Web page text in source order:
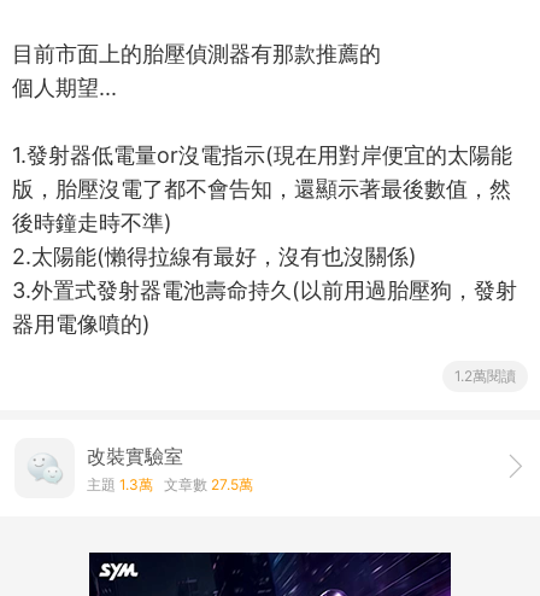
目前市面上的胎壓偵測器有那款推薦的
個人期望...
1.發射器低電量or沒電指示(現在用對岸便宜的太陽能
版，胎壓沒電了都不會告知，還顯示著最後數值，然
後時鐘走時不準)
2.太陽能(懶得拉線有最好，沒有也沒關係)
3.外置式發射器電池壽命持久(以前用過胎壓狗，發射
器用電像噴的)
1.2萬閱讀
改裝實驗室
主題 1.3萬 文章數 27.5萬